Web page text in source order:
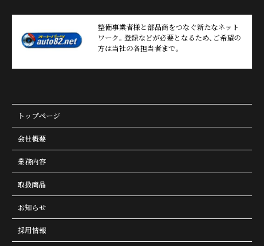
整備事業者様と部品商をつなぐ新たなネット
ワーク。登録などが必要となるため、ご希望の
方は当社の各担当者まで。
トップページ
会社概要
業務内容
取扱商品
お知らせ
採用情報